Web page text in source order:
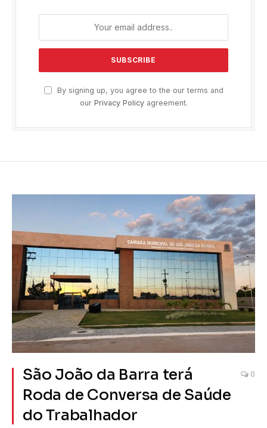
By signing up, you agree to the our terms and
our Privacy Policyagreement.
São João da Barra terá
Roda de Conversa de Saúde
do Trabalhador
0